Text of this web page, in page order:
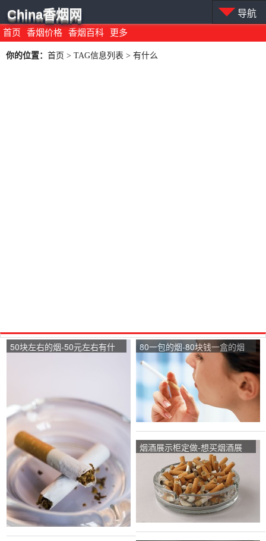
首页 香烟价格 香烟百科 更多
China香烟网 导航
你的位置： 首页 > TAG信息列表 > 有什么
50块左右的烟-50元左右有什
80一包的烟-80块钱一盒的烟
两个字的有什么烟
烟酒展示柜定做-想买烟酒展
柜，北京有什么推荐的厂家
吗？